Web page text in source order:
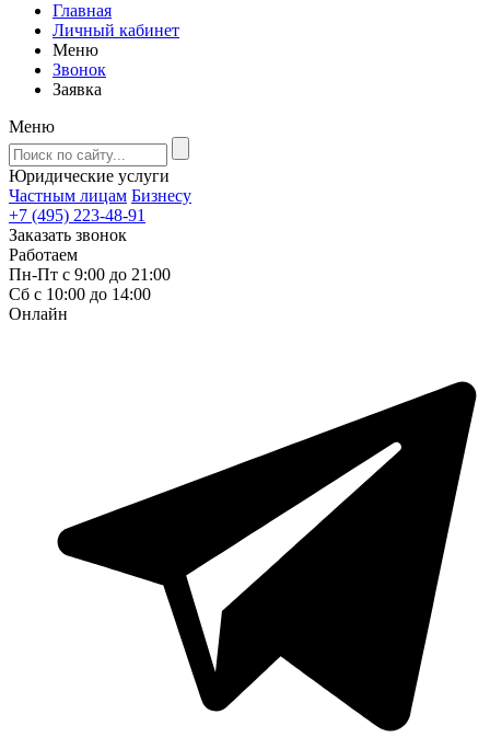
Главная
Личный кабинет
Меню
Звонок
Заявка
Меню
Юридические услуги
Частным лицам Бизнесу
+7 (495) 223-48-91
Заказать звонок
Работаем
Пн-Пт с 9:00 до 21:00
Сб с 10:00 до 14:00
Онлайн